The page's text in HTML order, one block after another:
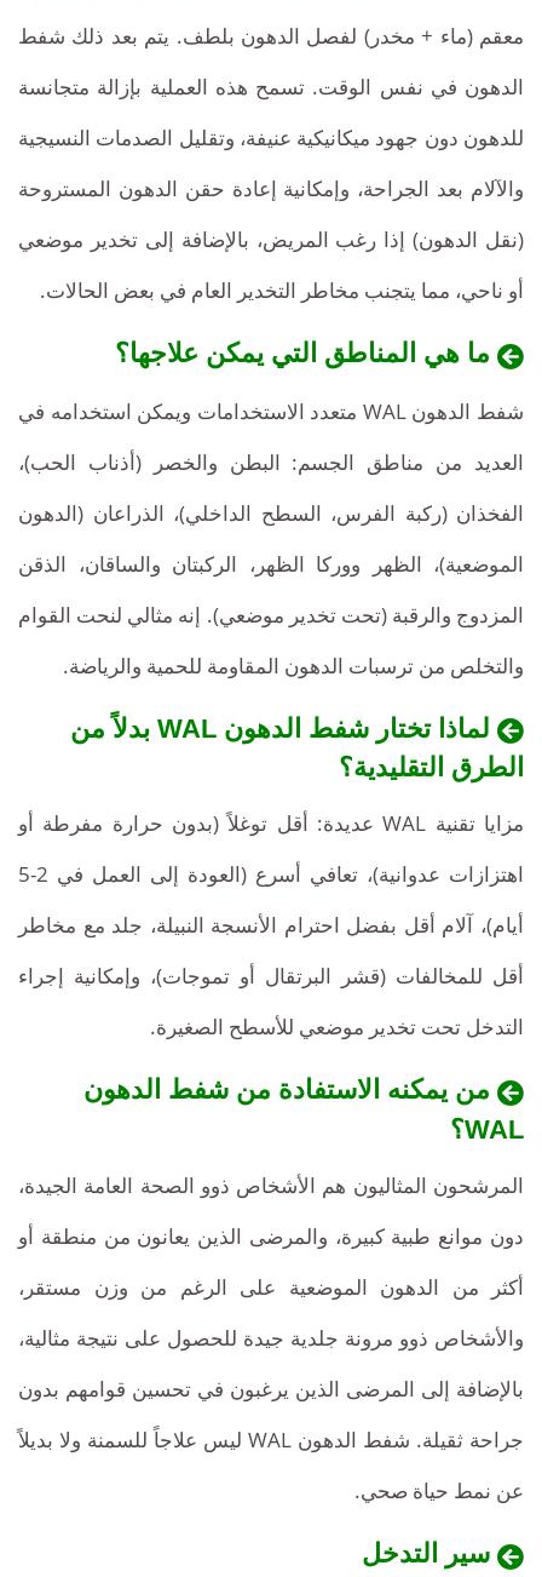
ومرافقة
معقم (ماء + مخدر) لفصل الدهون بلطف. يتم بعد ذلك شفط
الدهون في نفس الوقت. تسمح هذه العملية بإزالة متجانسة
للدهون دون جهود ميكانيكية عنيفة، وتقليل الصدمات النسيجية
والآلام بعد الجراحة، وإمكانية إعادة حقن الدهون المستروحة
(نقل الدهون) إذا رغب المريض، بالإضافة إلى تخدير موضعي
أو ناحي، مما يتجنب مخاطر التخدير العام في بعض الحالات.
ما هي المناطق التي يمكن علاجها؟
شفط الدهون WAL متعدد الاستخدامات ويمكن استخدامه في
العديد من مناطق الجسم: البطن والخصر (أذناب الحب)،
الفخذان (ركبة الفرس، السطح الداخلي)، الذراعان (الدهون
الموضعية)، الظهر ووركا الظهر، الركبتان والساقان، الذقن
المزدوج والرقبة (تحت تخدير موضعي). إنه مثالي لنحت القوام
والتخلص من ترسبات الدهون المقاومة للحمية والرياضة.
لماذا تختار شفط الدهون WAL بدلاً من
الطرق التقليدية؟
مزايا تقنية WAL عديدة: أقل توغلاً (بدون حرارة مفرطة أو
اهتزازات عدوانية)، تعافي أسرع (العودة إلى العمل في 2-5
أيام)، آلام أقل بفضل احترام الأنسجة النبيلة، جلد مع مخاطر
أقل للمخالفات (قشر البرتقال أو تموجات)، وإمكانية إجراء
التدخل تحت تخدير موضعي للأسطح الصغيرة.
من يمكنه الاستفادة من شفط الدهون
WAL؟
المرشحون المثاليون هم الأشخاص ذوو الصحة العامة الجيدة،
دون موانع طبية كبيرة، والمرضى الذين يعانون من منطقة أو
أكثر من الدهون الموضعية على الرغم من وزن مستقر،
والأشخاص ذوو مرونة جلدية جيدة للحصول على نتيجة مثالية،
بالإضافة إلى المرضى الذين يرغبون في تحسين قوامهم بدون
جراحة ثقيلة. شفط الدهون WAL ليس علاجاً للسمنة ولا بديلاً
عن نمط حياة صحي.
سير التدخل